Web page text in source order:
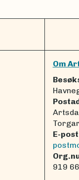
Om
E-post
919